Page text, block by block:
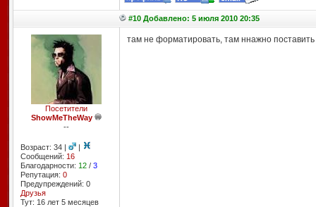
#10 Добавлено: 5 июля 2010 20:35
Посетители
ShowMeTheWay
--
Возраст: 34 |
|
Сообщений: 16
Благодарности: 12/ 3
Репутация: 0
Предупреждений: 0
Друзья
Тут: 16 лет 5 месяцев
там не форматировать, там ннажно